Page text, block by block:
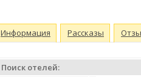
Информация Рассказы
Поиск отелей: